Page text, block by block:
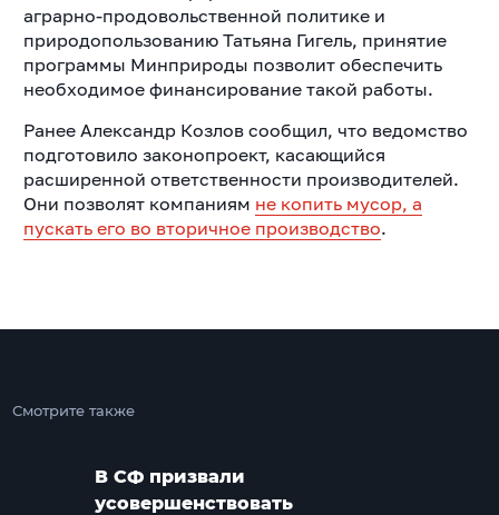
аграрно-продовольственной политике и
природопользованию Татьяна Гигель, принятие
программы Минприроды позволит обеспечить
необходимое финансирование такой работы.
Ранее Александр Козлов сообщил, что ведомство
подготовило законопроект, касающийся
расширенной ответственности производителей.
Они позволят компаниям не копить мусор, а
пускать его во вторичное производство.
Смотрите также
В СФ призвали
усовершенствовать